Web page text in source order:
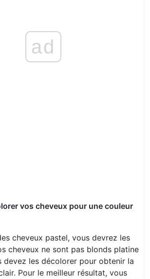
ad
vos cheveux pour une couleur
cheveux pastel, vous devrez les
cheveux ne sont pas blonds platine
devez les décolorer pour obtenir la
Pour le meilleur résultat, vous